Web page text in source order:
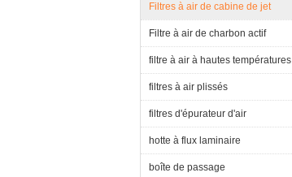
Filtres à air de cabine de jet
Filtre à air de charbon actif
filtre à air à hautes températures
filtres à air plissés
filtres d'épurateur d'air
hotte à flux laminaire
boîte de passage